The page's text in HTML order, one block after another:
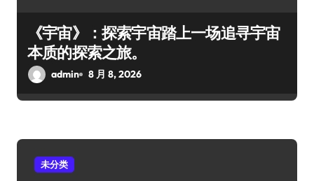
《宇宙》：探索宇宙踏上一场追寻宇宙
本质的探索之旅。
admin 8 月 8, 2026
未分类